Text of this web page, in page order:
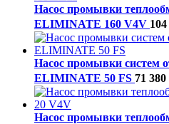
Насос промывки
ELIMINATE 160 V4V
Насос промывки систем
ELIMINATE 50 FS 71 380
Насос промывки